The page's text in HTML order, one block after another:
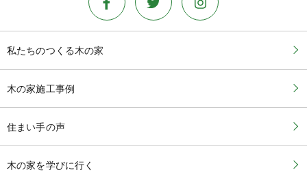
私たちのつくる木の家
木の家施工事例
住まい手の声
木の家を学びに行く